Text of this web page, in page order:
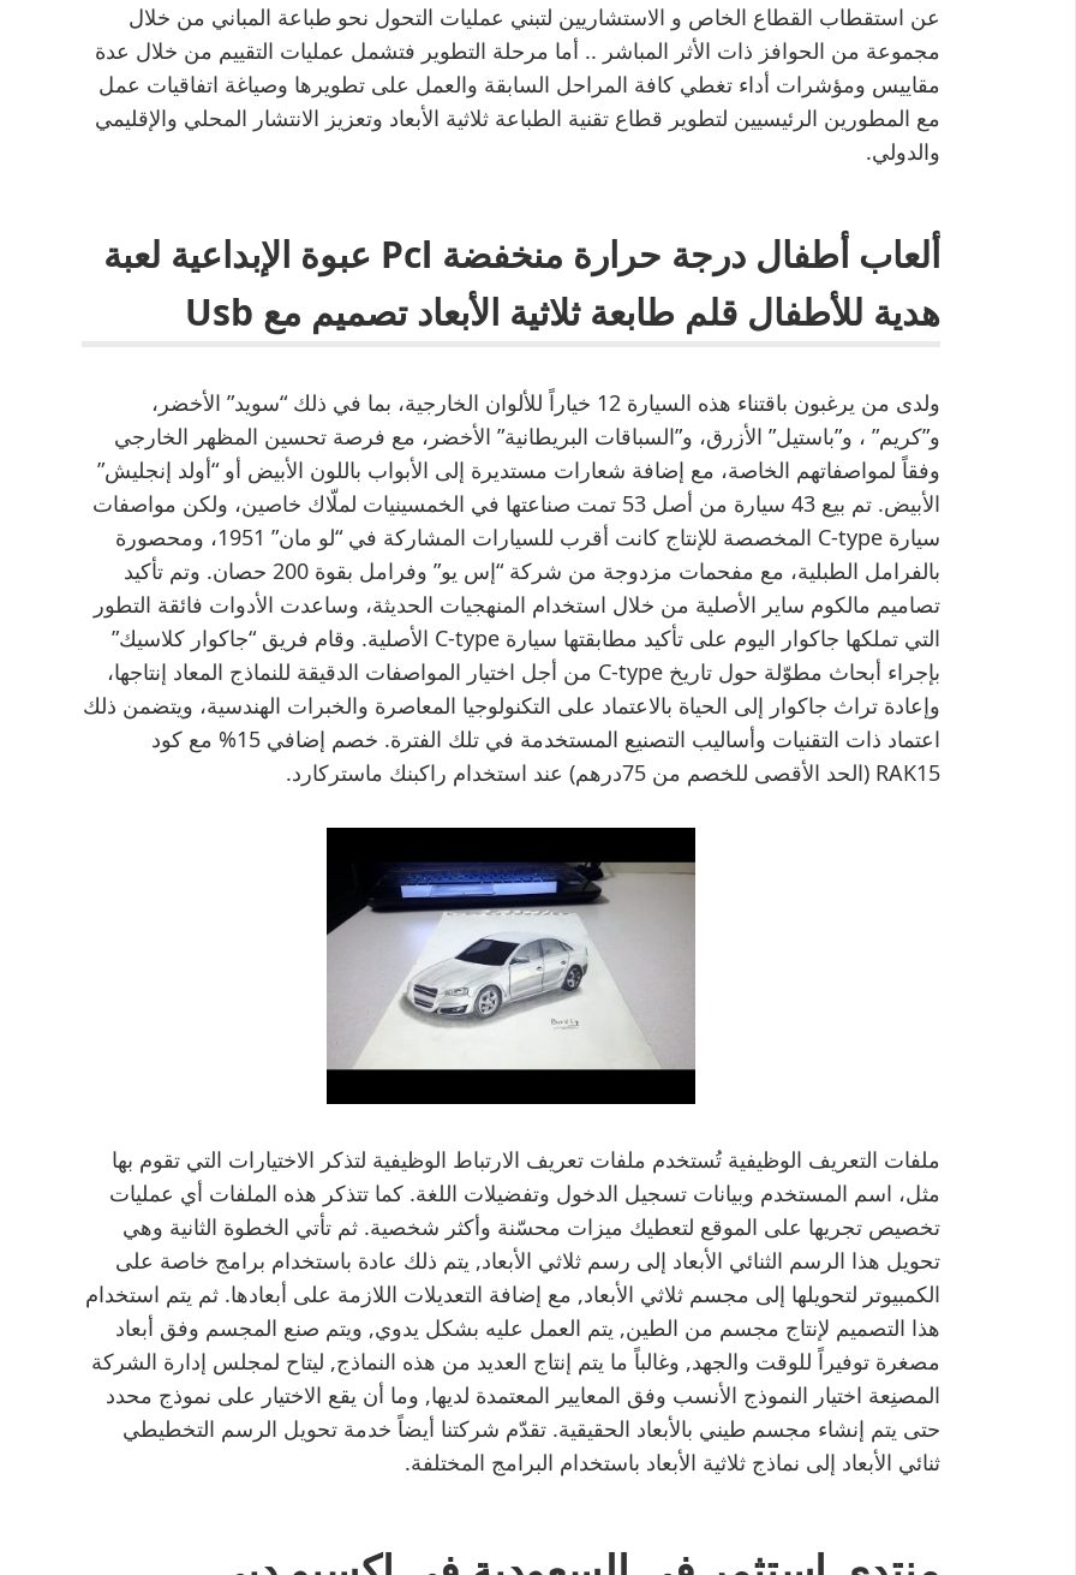
عن استقطاب القطاع الخاص و الاستشاريين لتبني عمليات التحول نحو طباعة المباني من خلال
مجموعة من الحوافز ذات الأثر المباشر .. أما مرحلة التطوير فتشمل عمليات التقييم من خلال عدة
مقاييس ومؤشرات أداء تغطي كافة المراحل السابقة والعمل على تطويرها وصياغة اتفاقيات عمل
مع المطورين الرئيسيين لتطوير قطاع تقنية الطباعة ثلاثية الأبعاد وتعزيز الانتشار المحلي والإقليمي
والدولي.
ألعاب أطفال درجة حرارة منخفضة Pcl عبوة الإبداعية لعبة
هدية للأطفال قلم طابعة ثلاثية الأبعاد تصميم مع Usb
ولدى من يرغبون باقتناء هذه السيارة 12 خياراً للألوان الخارجية، بما في ذلك “سويد” الأخضر،
و”كريم” ، و”باستيل” الأزرق، و”السباقات البريطانية” الأخضر، مع فرصة تحسين المظهر الخارجي
وفقاً لمواصفاتهم الخاصة، مع إضافة شعارات مستديرة إلى الأبواب باللون الأبيض أو “أولد إنجليش”
الأبيض. تم بيع 43 سيارة من أصل 53 تمت صناعتها في الخمسينيات لملّاك خاصين، ولكن مواصفات
سيارة C-type المخصصة للإنتاج كانت أقرب للسيارات المشاركة في “لو مان” 1951، ومحصورة
بالفرامل الطبلية، مع مفحمات مزدوجة من شركة “إس يو” وفرامل بقوة 200 حصان. وتم تأكيد
تصاميم مالكوم ساير الأصلية من خلال استخدام المنهجيات الحديثة، وساعدت الأدوات فائقة التطور
التي تملكها جاكوار اليوم على تأكيد مطابقتها سيارة C-type الأصلية. وقام فريق “جاكوار كلاسيك”
بإجراء أبحاث مطوّلة حول تاريخ C-type من أجل اختيار المواصفات الدقيقة للنماذج المعاد إنتاجها،
وإعادة تراث جاكوار إلى الحياة بالاعتماد على التكنولوجيا المعاصرة والخبرات الهندسية، ويتضمن ذلك
اعتماد ذات التقنيات وأساليب التصنيع المستخدمة في تلك الفترة. خصم إضافي 15% مع كود
RAK15 (الحد الأقصى للخصم من 75درهم) عند استخدام راكبنك ماستركارد.
ملفات التعريف الوظيفية تُستخدم ملفات تعريف الارتباط الوظيفية لتذكر الاختيارات التي تقوم بها
مثل، اسم المستخدم وبيانات تسجيل الدخول وتفضيلات اللغة. كما تتذكر هذه الملفات أي عمليات
تخصيص تجريها على الموقع لتعطيك ميزات محسّنة وأكثر شخصية. ثم تأتي الخطوة الثانية وهي
تحويل هذا الرسم الثنائي الأبعاد إلى رسم ثلاثي الأبعاد, يتم ذلك عادة باستخدام برامج خاصة على
الكمبيوتر لتحويلها إلى مجسم ثلاثي الأبعاد, مع إضافة التعديلات اللازمة على أبعادها. ثم يتم استخدام
هذا التصميم لإنتاج مجسم من الطين, يتم العمل عليه بشكل يدوي, ويتم صنع المجسم وفق أبعاد
مصغرة توفيراً للوقت والجهد, وغالباً ما يتم إنتاج العديد من هذه النماذج, ليتاح لمجلس إدارة الشركة
المصنِعة اختيار النموذج الأنسب وفق المعايير المعتمدة لديها, وما أن يقع الاختيار على نموذج محدد
حتى يتم إنشاء مجسم طيني بالأبعاد الحقيقية. تقدّم شركتنا أيضاً خدمة تحويل الرسم التخطيطي
ثنائي الأبعاد إلى نماذج ثلاثية الأبعاد باستخدام البرامج المختلفة.